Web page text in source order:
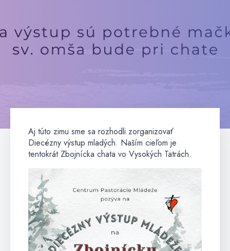
Aj túto zimu sme sa rozhodli zorganizovať
Diecézny výstup mladých. Naším cieľom je
tentokrát Zbojnícka chata vo Vysokých Tatrách.